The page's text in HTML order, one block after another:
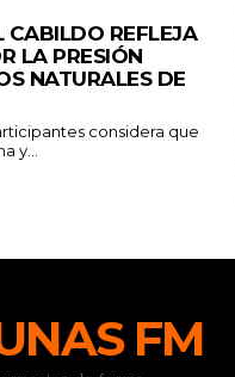
CABILDO REFLEJA
LA PRESIÓN
NATURALES DE
considera que
y...
FM